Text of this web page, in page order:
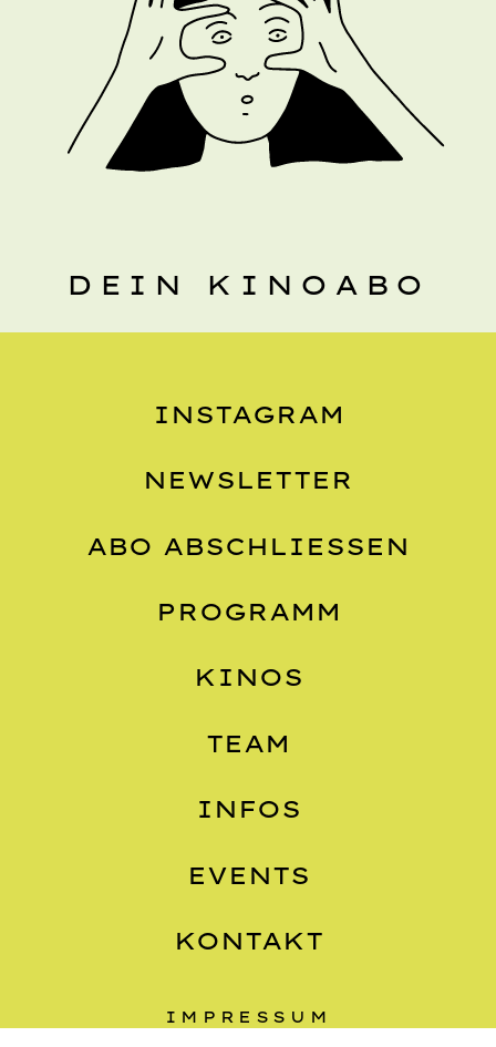
DEIN KINOABO
INSTAGRAM
NEWSLETTER
ABO ABSCHLIESSEN
PROGRAMM
KINOS
TEAM
INFOS
EVENTS
KONTAKT
IMPRESSUM